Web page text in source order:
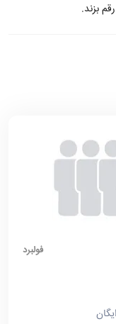
بزند.
فولبرد